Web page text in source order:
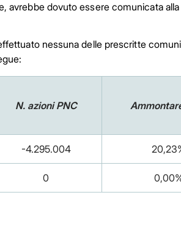
avrebbe dovuto essere comunicata
nessuna delle prescritte
N. azioni PNC
-4.295.004
0